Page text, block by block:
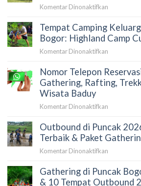
Fasilitas
&
Komentar Dinonaktifkan
Cisadane
Bogor:
Review
Harga
Terupdate
Tempat Camping
Bogor: Highland Camp
Komentar Dinonaktifkan
Camping
Keluarga
di
Camp
Curug
Nomor Telepon
Gathering, Rafting,
Wisata Baduy
Komentar Dinonaktifkan
Telepon
Reservasi
Trekking,
Offroad
Outbound di Puncak
Terbaik & Paket
Komentar Dinonaktifkan
di
Puncak
Gathering di Puncak
& 10 Tempat Outbound